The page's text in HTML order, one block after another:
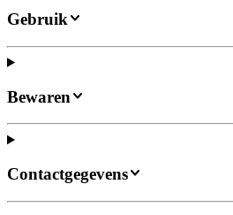
Gebruik
Bewaren
Contactgegevens